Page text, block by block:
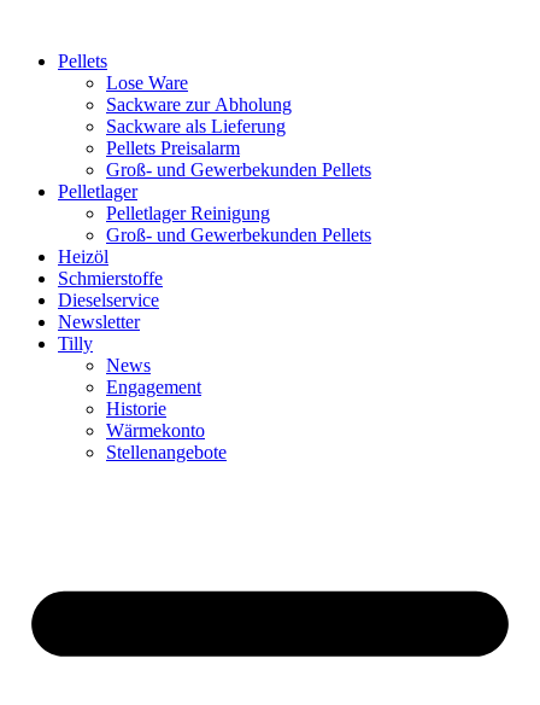
Pellets
Lose Ware
Sackware zur Abholung
Sackware als Lieferung
Pellets Preisalarm
Groß- und Gewerbekunden Pellets
Pelletlager
Pelletlager Reinigung
Groß- und Gewerbekunden Pellets
Heizöl
Schmierstoffe
Dieselservice
Newsletter
Tilly
News
Engagement
Historie
Wärmekonto
Stellenangebote